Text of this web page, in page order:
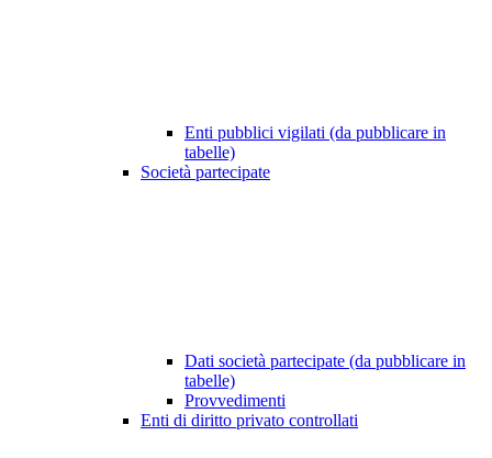
Enti pubblici vigilati (da pubblicare in
tabelle)
Società partecipate
Dati società partecipate (da pubblicare in
tabelle)
Provvedimenti
Enti di diritto privato controllati